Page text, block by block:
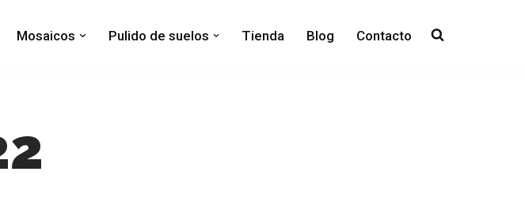
Mosaicos Pulido de suelos Tienda Blog Contacto